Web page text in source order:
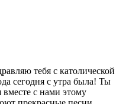
тебя с католической
сегодня с утра была! Ты
вместе с нами этому